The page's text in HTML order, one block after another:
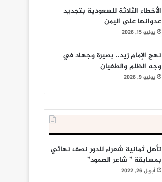
الأخطاء الثلاثة للسعودية بتجديد
عدوانها على اليمن
يوليو 15, 2026
نهج الإمام زيد.. بصيرة وجهاد في
وجه الظلم والطغيان
يوليو 9, 2026
تأهل ثمانية شعراء للدور نصف نهائي
بمسابقة ” شاعر الصمود”
أبريل 26, 2022